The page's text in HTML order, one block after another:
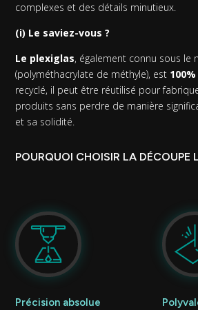
complexes et des détails minutieux.
(i) Le saviez-vous ?
Le plexiglas, également connu sous le
(polyméthacrylate de méthyle), est
recyclé, il peut être réutilisé pour
produits sans perdre de manière
et sa solidité.
POURQUOI CHOISIR LA DÉCOUPE
Précision absolue